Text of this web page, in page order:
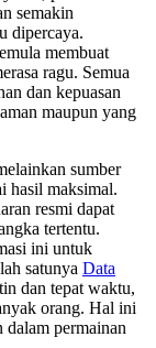
semakin
dipercaya.
membuat
ragu. Semua
dan kepuasan
maupun yang
sumber
hasil maksimal.
resmi dapat
tertentu.
ini untuk
satunya Data
dan tepat waktu,
orang. Hal ini
dalam permainan